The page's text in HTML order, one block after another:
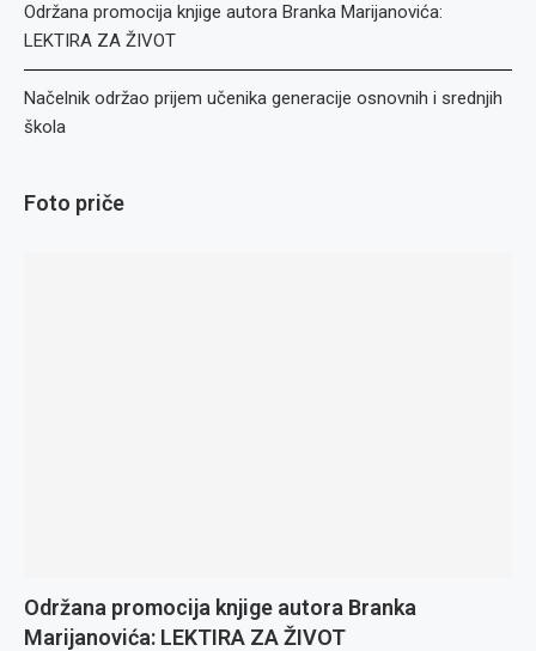
Održana promocija knjige autora Branka Marijanovića:
LEKTIRA ZA ŽIVOT
Načelnik održao prijem učenika generacije osnovnih i srednjih
škola
Foto priče
Održana promocija knjige autora Branka
Marijanovića: LEKTIRA ZA ŽIVOT